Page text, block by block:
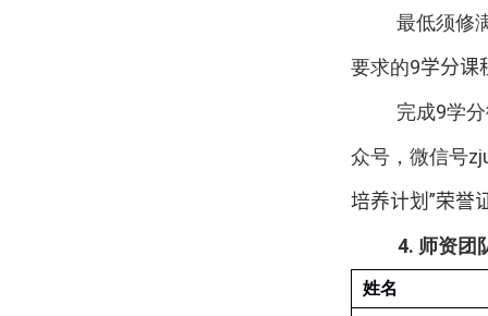
最低须修
要求的9学分课
完成9学
众号，微信号
培养计划 ”荣誉
4. 师资团
姓名